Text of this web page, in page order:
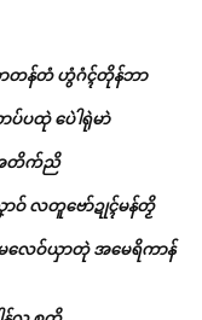
တန်တံ ဟွံဂံၚ်တိုန်ဘာ
ပထုဲ ပေဲါရုဲမာဲ
အတိက်ညိ
ဝ် လတူဗော်ဍုၚ်မန်တၟိ
လေဝ်ယှာတုဲ အမေရိကာန်